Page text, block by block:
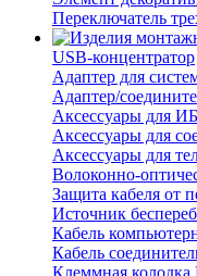
Переключатель
USB-концентратор
Адаптер для
Адаптер/
Аксессуары для
Аксессуары для
Аксессуары для
Волоконно-
Защита кабеля от
Источник
Кабель
Кабель
Клеммная колодка